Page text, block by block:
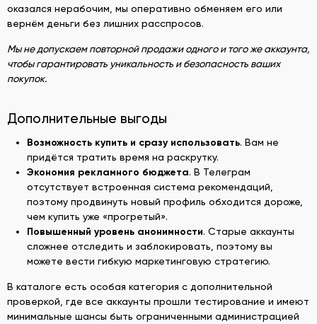
оказался нерабочим, мы оперативно обменяем его или
вернём деньги без лишних расспросов.
Мы не допускаем повторной продажи одного и того же аккаунта,
чтобы гарантировать уникальность и безопасность ваших
покупок.
Дополнительные выгоды
Возможность купить и сразу использовать. Вам не
придётся тратить время на раскрутку.
Экономия рекламного бюджета. В Телеграм
отсутствует встроенная система рекомендаций,
поэтому продвинуть новый профиль обходится дороже,
чем купить уже «прогретый».
Повышенный уровень анонимности. Старые аккаунты
сложнее отследить и заблокировать, поэтому вы
можете вести гибкую маркетинговую стратегию.
В каталоге есть особая категория с дополнительной
проверкой, где все аккаунты прошли тестирование и имеют
минимальные шансы быть ограниченными администрацией